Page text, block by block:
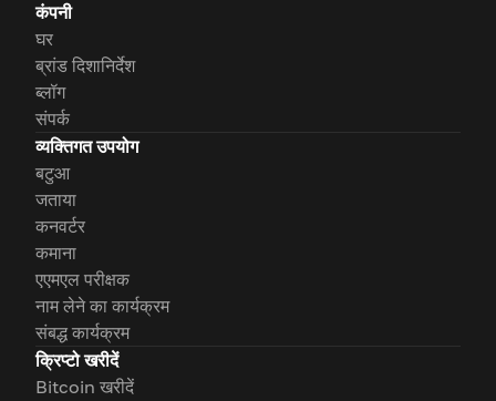
कंपनी
घर
ब्रांड दिशानिर्देश
ब्लॉग
संपर्क
व्यक्तिगत उपयोग
बटुआ
जताया
कनवर्टर
कमाना
एएमएल परीक्षक
नाम लेने का कार्यक्रम
संबद्ध कार्यक्रम
क्रिप्टो खरीदें
Bitcoin खरीदें